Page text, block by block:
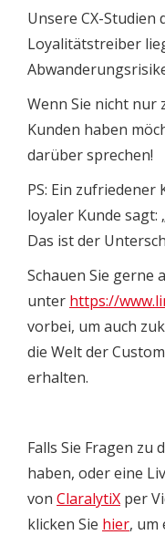
Unsere CX-Studien
Loyalitätstreiber
Wenn Sie nicht nur
Kunden haben
darüber sprechen!
PS: Ein zufriedener
loyaler Kunde sagt:
Das ist der
Schauen Sie gerne
unter https://
vorbei, um auch
die Welt der
erhalten.
Falls Sie Fragen zu
haben, oder eine
von ClaralytiXper
klicken Sie hier, um